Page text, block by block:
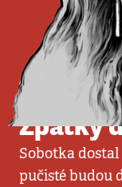
:
Zpátky
Sobotka
pučisté budou